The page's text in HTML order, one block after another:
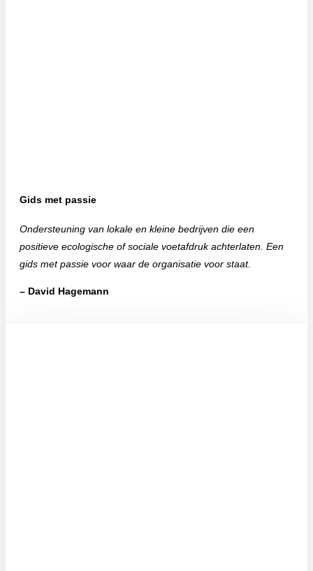
Gids met passie
Ondersteuning van lokale en kleine bedrijven die een
positieve ecologische of sociale voetafdruk achterlaten. Een
gids met passie voor waar de organisatie voor staat.
– David Hagemann